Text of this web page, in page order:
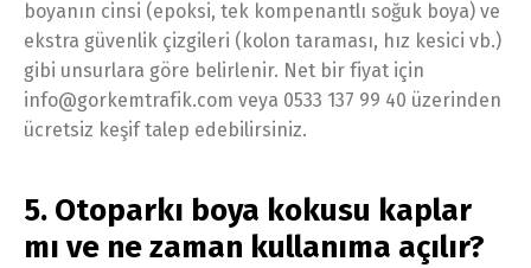
boyanın cinsi (epoksi, tek kompenantlı soğuk boya) ve
ekstra güvenlik çizgileri (kolon taraması, hız kesici vb.)
gibi unsurlara göre belirlenir. Net bir fiyat için
info@gorkemtrafik.com veya 0533 137 99 40 üzerinden
ücretsiz keşif talep edebilirsiniz.
5. Otoparkı boya kokusu kaplar
mı ve ne zaman kullanıma açılır?